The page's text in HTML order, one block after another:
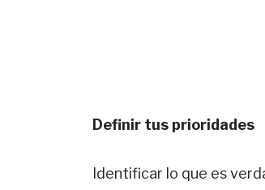
Definir tus prioridades
Identificar lo que es